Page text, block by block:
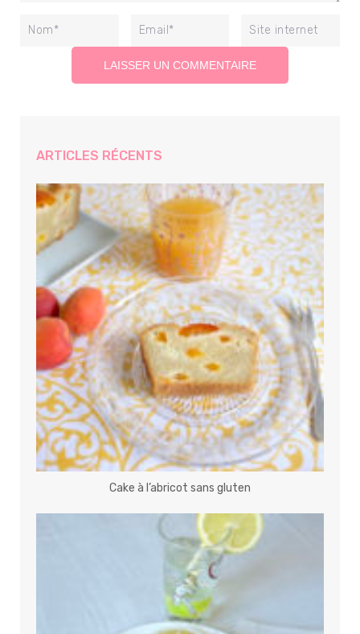
ARTICLES RÉCENTS
Cake à l’abricot sans gluten